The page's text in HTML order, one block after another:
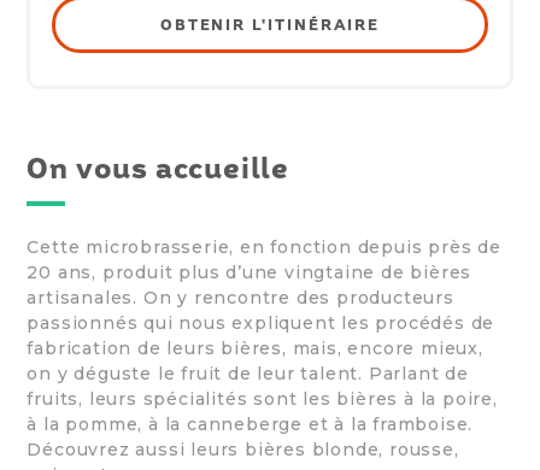
OBTENIR L'ITINÉRAIRE
On vous accueille
Cette microbrasserie, en fonction depuis près de
20 ans, produit plus d’une vingtaine de bières
artisanales. On y rencontre des producteurs
passionnés qui nous expliquent les procédés de
fabrication de leurs bières, mais, encore mieux,
on y déguste le fruit de leur talent. Parlant de
fruits, leurs spécialités sont les bières à la poire,
à la pomme, à la canneberge et à la framboise.
Découvrez aussi leurs bières blonde, rousse,